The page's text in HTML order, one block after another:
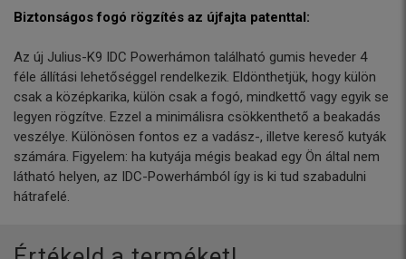
Biztonságos fogó rögzítés az újfajta patenttal:
Az új Julius-K9 IDC Powerhámon található gumis heveder 4
féle állítási lehetőséggel rendelkezik. Eldönthetjük, hogy külön
csak a középkarika, külön csak a fogó, mindkettő vagy egyik se
legyen rögzítve. Ezzel a minimálisra csökkenthető a beakadás
veszélye. Különösen fontos ez a vadász-, illetve kereső kutyák
számára. Figyelem: ha kutyája mégis beakad egy Ön által nem
látható helyen, az IDC-Powerhámból így is ki tud szabadulni
hátrafelé.